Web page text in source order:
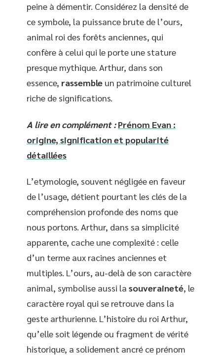
peine à démentir. Considérez la densité de
ce symbole, la puissance brute de l’ours,
animal roi des forêts anciennes, qui
confère à celui qui le porte une stature
presque mythique. Arthur, dans son
essence, rassemble un patrimoine culturel
riche de significations.
A lire en complément : Prénom Evan :
origine, signification et popularité
détaillées
L’etymologie, souvent négligée en faveur
de l’usage, détient pourtant les clés de la
compréhension profonde des noms que
nous portons. Arthur, dans sa simplicité
apparente, cache une complexité : celle
d’un terme aux racines anciennes et
multiples. L’ours, au-delà de son caractère
animal, symbolise aussi la souveraineté, le
caractère royal qui se retrouve dans la
geste arthurienne. L’histoire du roi Arthur,
qu’elle soit légende ou fragment de vérité
historique, a solidement ancré ce prénom